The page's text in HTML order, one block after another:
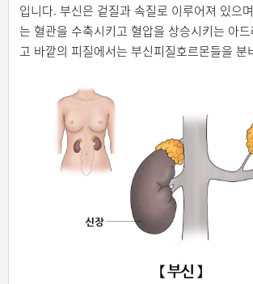
입니다. 부신은 겉질과 속질로 이루어져 있으
는 혈관을 수축시키고 혈압을 상승시키는 아
고 바깥의 피질에서는 부신피질호르몬들을 분